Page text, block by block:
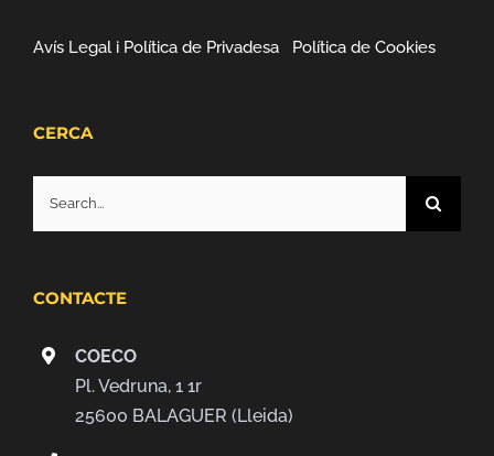
Avís Legal i Política de Privadesa Política de Cookies
CERCA
for:
CONTACTE
COECO
Pl. Vedruna, 1 1r
25600 BALAGUER (Lleida)